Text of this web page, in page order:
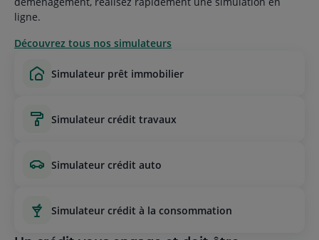
ligne.
Découvrez tous nos simulateurs
simulateur prêt immobilier
simulateur crédit travaux
simulateur crédit auto
simulateur crédit à la consommation